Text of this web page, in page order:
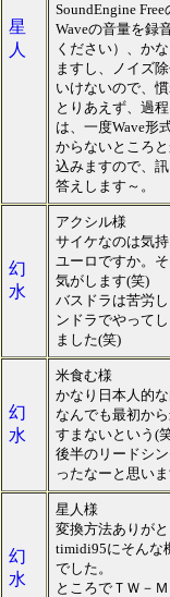
星
人
SoundEngine
Waveの音量を録
ください）、か
ますし、ノイズ
いけないので、
とりあえず、過
は、一度Wave形
からないところ
込みますので、
答えします～。
幻
水
アクシル様
サイケなのは気
ユーロですか。
気がします(笑)
バスドラは苦労
ンドラでやって
ました(笑)
幻
水
米食む様
かなり日本人的
なんでも最初か
すまないという(
後半のリードシ
ったなーと思い
幻
水
星人様
変換方法ありが
timidi95にそんな
でした。
ところでＴＷ－